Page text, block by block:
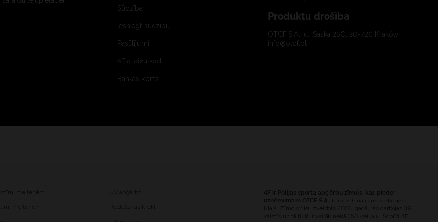
Sūdzība
Iesniegt sūdzību
Pasūtījumi
4F atlaižu kodi
Bankas konts
Produktu drošība
OTCF S.A., ul. Saska 25C, 30-720 Kraków
info@otcf.pl